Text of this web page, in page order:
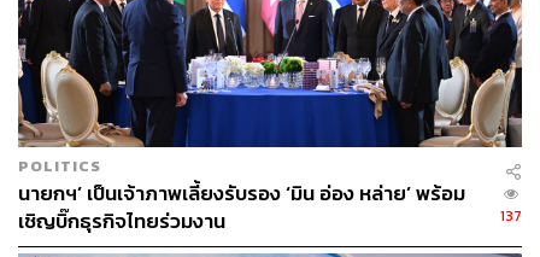
POLITICS
นายกฯ’ เป็นเจ้าภาพเลี้ยงรับรอง ‘มิน อ่อง หล่าย’ พร้อม
เชิญบิ๊กธุรกิจไทยร่วมงาน
137